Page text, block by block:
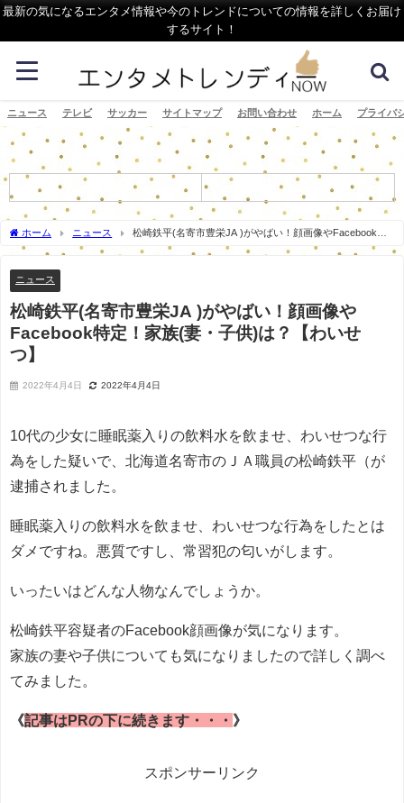
最新の気になるエンタメ情報や今のトレンドについての情報を詳しくお届け
するサイト！
ニュース テレビ サッカー サイトマップ お問い合わせ ホーム プライバ
ホーム ニュース
松崎鉄平(名寄市豊栄JA )がやばい！顔画像やFacebook特
定！家族(妻・子供)は？【わいせつ】
ニュース
松崎鉄平(名寄市豊栄JA )がやばい！顔画像や
Facebook特定！家族(妻・子供)は？【わいせ
つ】
2022年4月4日 2022年4月4日
10代の少女に睡眠薬入りの飲料水を飲ませ、わいせつな行
為をした疑いで、北海道名寄市のＪＡ職員の松崎鉄平（が
逮捕されました。
睡眠薬入りの飲料水を飲ませ、わいせつな行為をしたとは
ダメですね。悪質ですし、常習犯の匂いがします。
いったいはどんな人物なんでしょうか。
松崎鉄平容疑者のFacebook顔画像が気になります。
家族の妻や子供についても気になりましたので詳しく調べ
てみました。
《記事はPRの下に続きます・・・ 》
スポンサーリンク